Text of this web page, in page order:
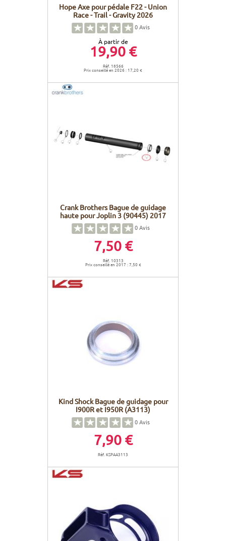
Hope Axe pour pédale F22 - Union
Race - Trail - Gravity 2026
0Avis
À partir de
19,90 €
Réf. 18566
Prix conseillé en 2026 : 17,20 €
Crank Brothers Bague de guidage
haute pour Joplin 3 (90445) 2017
0Avis
7,50 €
Réf. 10313
Prix conseillé en 2017 : 7,50 €
Kind Shock Bague de guidage pour
I900R et I950R (A3113)
0Avis
7,90 €
Réf. KSPAA3113